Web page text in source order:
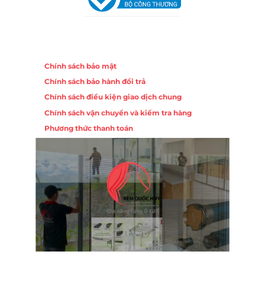
Chính sách bảo mật
Chính sách bảo hành đổi trả
Chính sách điều kiện giao dịch chung
Chính sách vận chuyển và kiểm tra hàng
Phương thức thanh toán